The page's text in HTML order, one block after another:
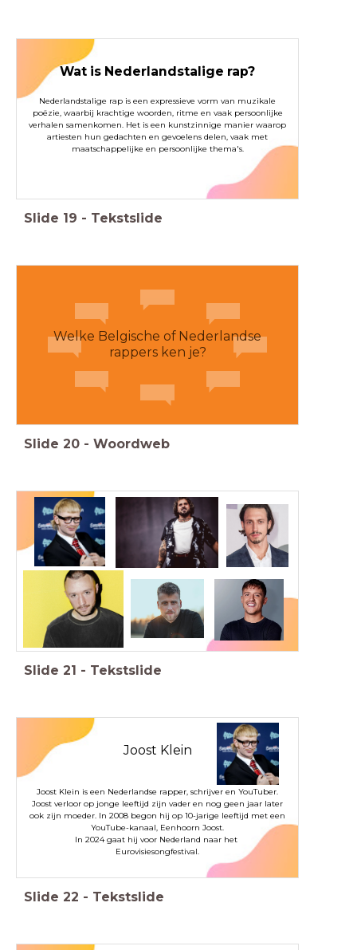
Wat is Nederlandstalige rap?
Nederlandstalige rap is een expressieve vorm van muzikale
poëzie, waarbij krachtige woorden, ritme en vaak persoonlijke
verhalen samenkomen. Het is een kunstzinnige manier waarop
artiesten hun gedachten en gevoelens delen, vaak met
maatschappelijke en persoonlijke thema's.
Slide 19 - Tekstslide
Welke Belgische of Nederlandse
rappers ken je?
Slide 20 - Woordweb
Slide 21 - Tekstslide
Joost Klein
Joost Klein is een Nederlandse rapper, schrijver en YouTuber.
Joost verloor op jonge leeftijd zijn vader en nog geen jaar later
ook zijn moeder. In 2008 begon hij op 10-jarige leeftijd met een
YouTube-kanaal, Eenhoorn Joost.
In 2024 gaat hij voor Nederland naar het
Eurovisiesongfestival.
Slide 22 - Tekstslide